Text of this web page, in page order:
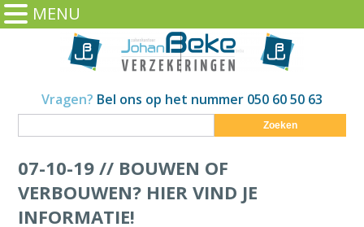
MENU
Vragen? Bel ons op het nummer 050 60 50 63
Zoeken
07-10-19 // BOUWEN OF
VERBOUWEN? HIER VIND JE
INFORMATIE!